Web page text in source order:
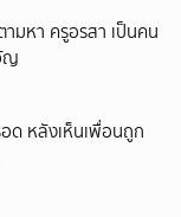
มหา ครูอรสา เป็นคน
ญ
อด หลังเห็นเพื่อนถูก